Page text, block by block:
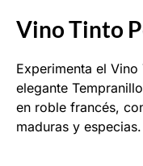
Vino Tinto
Experimenta el
elegante
en roble francés,
maduras y especias.